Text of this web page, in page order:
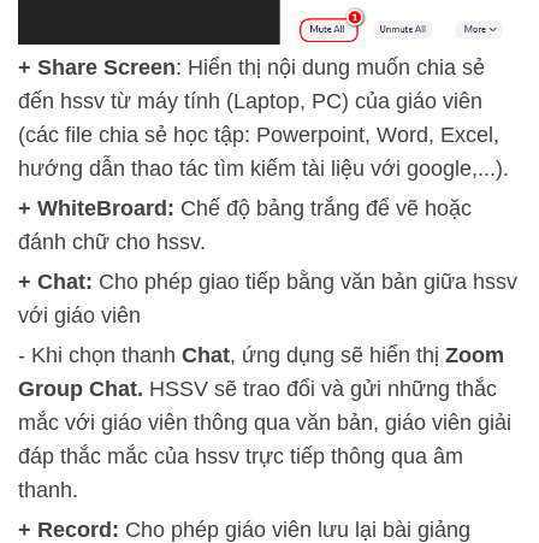
+ Share Screen: Hiển thị nội dung muốn chia sẻ
đến hssv từ máy tính (Laptop, PC) của giáo viên
(các file chia sẻ học tập: Powerpoint, Word, Excel,
hướng dẫn thao tác tìm kiếm tài liệu với google,...).
+ WhiteBroard: Chế độ bảng trắng để vẽ hoặc
đánh chữ cho hssv.
+ Chat: Cho phép giao tiếp bằng văn bản giữa hssv
với giáo viên
- Khi chọn thanh Chat, ứng dụng sẽ hiển thị Zoom
Group Chat. HSSV sẽ trao đổi và gửi những thắc
mắc với giáo viên thông qua văn bản, giáo viên giải
đáp thắc mắc của hssv trực tiếp thông qua âm
thanh.
+ Record: Cho phép giáo viên lưu lại bài giảng